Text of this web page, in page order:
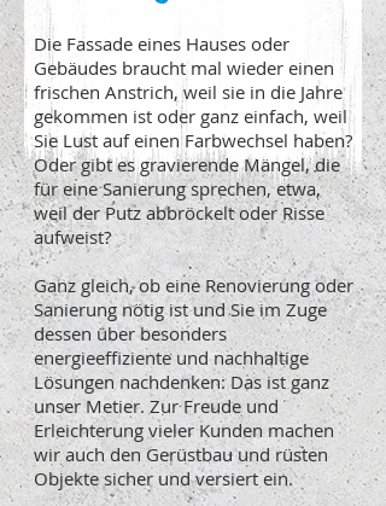
Die Fassade eines Hauses oder
Gebäudes braucht mal wieder einen
frischen Anstrich, weil sie in die Jahre
gekommen ist oder ganz einfach, weil
Sie Lust auf einen Farbwechsel haben?
Oder gibt es gravierende Mängel, die
für eine Sanierung sprechen, etwa,
weil der Putz abbröckelt oder Risse
aufweist?
Ganz gleich, ob eine Renovierung oder
Sanierung nötig ist und Sie im Zuge
dessen über besonders
energieeffiziente und nachhaltige
Lösungen nachdenken: Das ist ganz
unser Metier. Zur Freude und
Erleichterung vieler Kunden machen
wir auch den Gerüstbau und rüsten
Objekte sicher und versiert ein.